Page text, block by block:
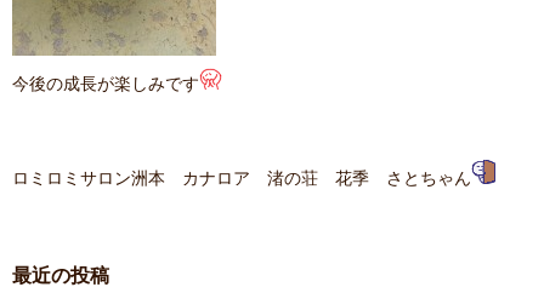
今後の成長が楽しみです
ロミロミサロン洲本 カナロア 渚の荘 花季 さとちゃん
最近の投稿